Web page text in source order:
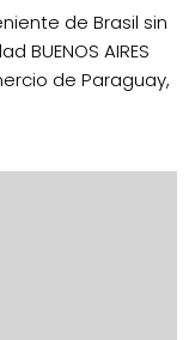
de Brasil sin
AIRES
de Paraguay,